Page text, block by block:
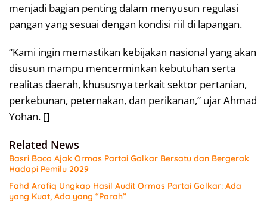
menjadi bagian penting dalam menyusun regulasi
pangan yang sesuai dengan kondisi riil di lapangan.
“Kami ingin memastikan kebijakan nasional yang akan
disusun mampu mencerminkan kebutuhan serta
realitas daerah, khususnya terkait sektor pertanian,
perkebunan, peternakan, dan perikanan,” ujar Ahmad
Yohan. []
Related News
Basri Baco Ajak Ormas Partai Golkar Bersatu dan Bergerak
Hadapi Pemilu 2029
Fahd Arafiq Ungkap Hasil Audit Ormas Partai Golkar: Ada
yang Kuat, Ada yang “Parah”